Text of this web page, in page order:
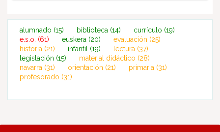
alumnado (15) biblioteca (14) currículo (19)
e.s.o. (61) euskera (20) evaluación (25)
historia (21) infantil (19) lectura (37)
legislación (15) material didáctico (28)
navarra (31) orientación (21) primaria (31)
profesorado (31)